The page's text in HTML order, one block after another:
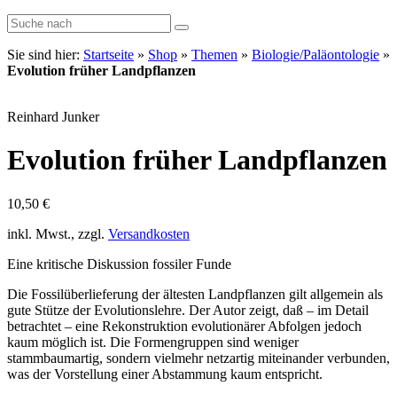
Sie sind hier: Startseite » Shop » Themen » Biologie/Paläontologie »
Evolution früher Landpflanzen
Reinhard Junker
Evolution früher Landpflanzen
10,50 €
inkl. Mwst., zzgl. Versandkosten
Eine kritische Diskussion fossiler Funde
Die Fossilüberlieferung der ältesten Landpflanzen gilt allgemein als
gute Stütze der Evolutionslehre. Der Autor zeigt, daß – im Detail
betrachtet – eine Rekonstruktion evolutionärer Abfolgen jedoch
kaum möglich ist. Die Formengruppen sind weniger
stammbaumartig, sondern vielmehr netzartig miteinander verbunden,
was der Vorstellung einer Abstammung kaum entspricht.